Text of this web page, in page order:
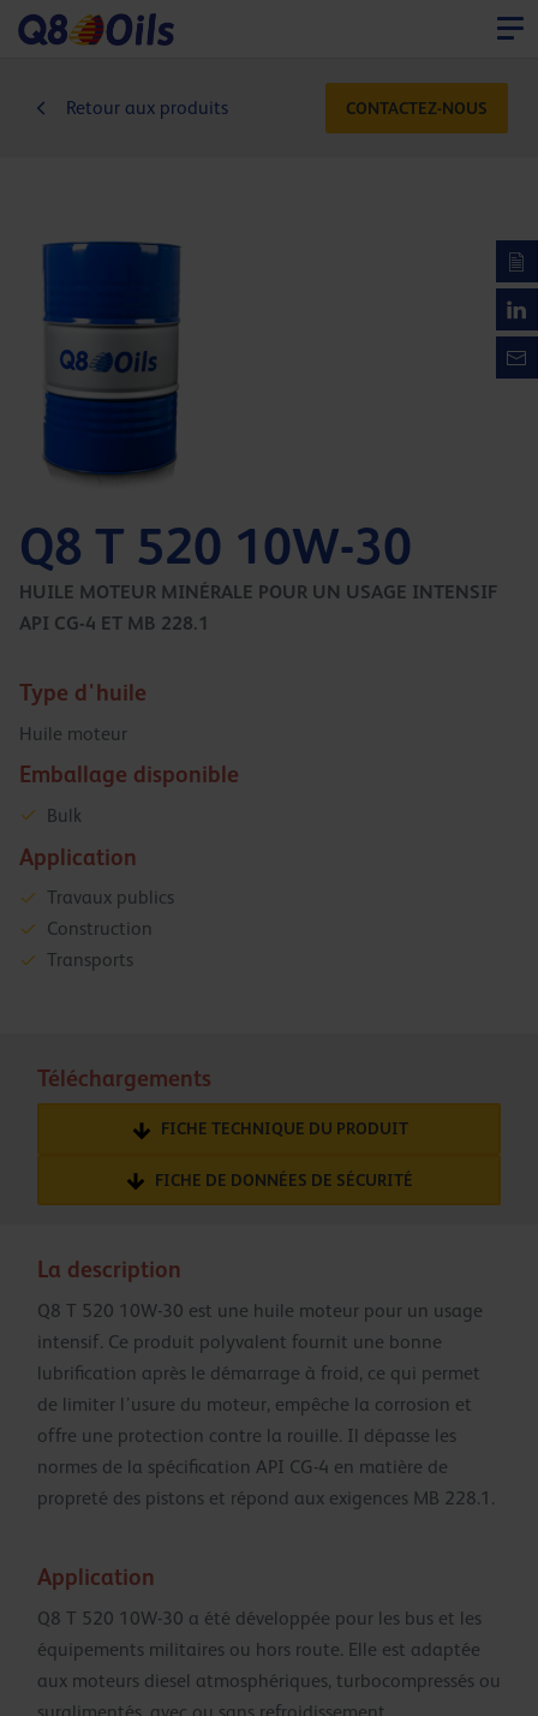
Retour aux produits CONTACTEZ-NOUS
Q8 T 520 10W-30
HUILE MOTEUR MINÉRALE POUR UN USAGE INTENSIF
API CG-4 ET MB 228.1
Type d'huile
Huile moteur
Emballage disponible
Bulk
Application
Travaux publics
Construction
Transports
Téléchargements
FICHE TECHNIQUE DU PRODUIT
FICHE DE DONNÉES DE SÉCURITÉ
La description
Q8 T 520 10W-30 est une huile moteur pour un usage
intensif. Ce produit polyvalent fournit une bonne
lubrification après le démarrage à froid, ce qui permet
de limiter l’usure du moteur, empêche la corrosion et
offre une protection contre la rouille. Il dépasse les
normes de la spécification API CG-4 en matière de
propreté des pistons et répond aux exigences MB 228.1.
Application
Q8 T 520 10W-30 a été développée pour les bus et les
équipements militaires ou hors route. Elle est adaptée
aux moteurs diesel atmosphériques, turbocompressés ou